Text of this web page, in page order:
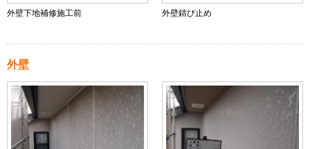
外壁下地補修施工前 外壁錆び止め
外壁